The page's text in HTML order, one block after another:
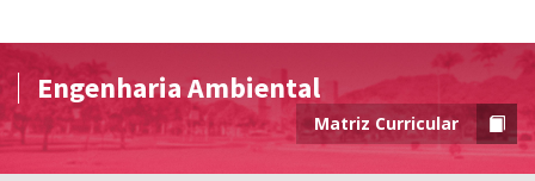
Engenharia Ambiental
Matriz Curricular